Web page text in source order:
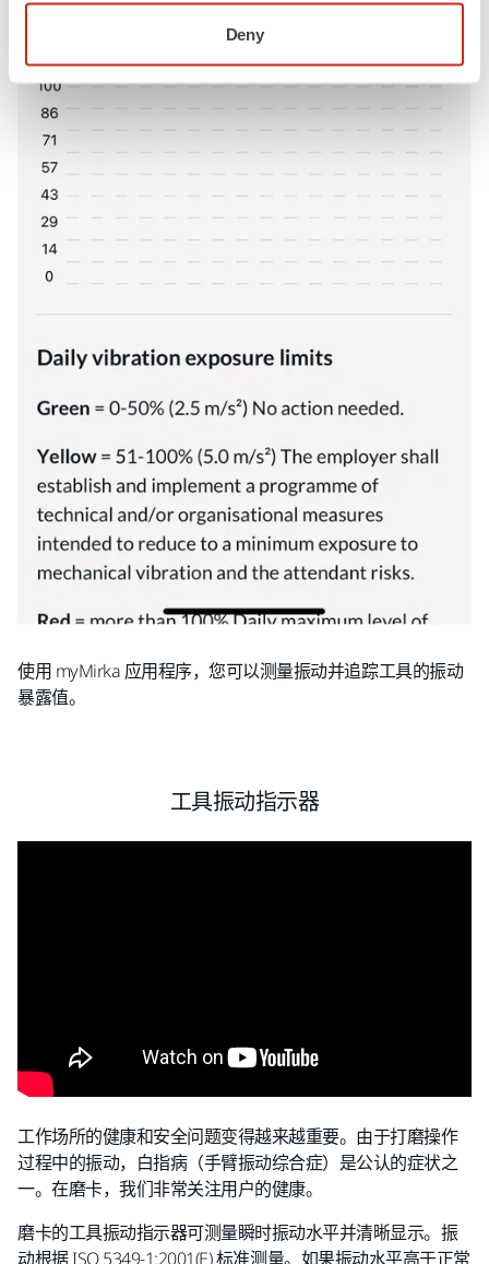
Deny
使用 myMirka 应用程序，您可以测量振动并追踪工具的振动
暴露值。
工具振动指示器
工作场所的健康和安全问题变得越来越重要。由于打磨操作
过程中的振动，白指病（手臂振动综合症）是公认的症状之
一。在磨卡，我们非常关注用户的健康。
磨卡的工具振动指示器可测量瞬时振动水平并清晰显示。振
动根据 ISO 5349-1:2001(E) 标准测量。如果振动水平高于正常